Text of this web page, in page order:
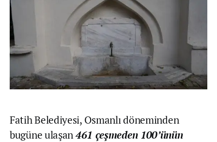
Fatih Belediyesi, Osmanlı döneminden
bugüne ulaşan461 çeşmeden 100’ünün